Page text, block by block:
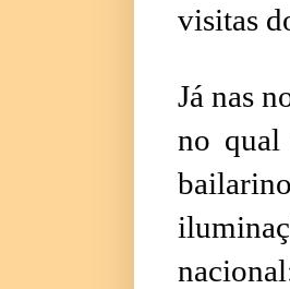
visitas
Já nas
no qual